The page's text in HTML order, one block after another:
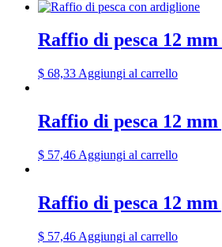
Raffio di pesca 12
$ 68,33 Aggiungi al carrello
Raffio di pesca 12
$ 57,46 Aggiungi al carrello
Raffio di pesca 12
$ 57,46 Aggiungi al carrello